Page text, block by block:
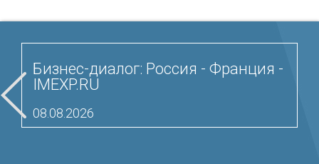
Бизнес-диалог: Россия - Франция -
IMEXP.RU
08.08.2026